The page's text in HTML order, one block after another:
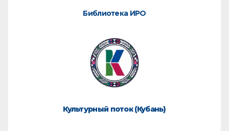
Библиотека ИРО
Культурный поток (Кубань)